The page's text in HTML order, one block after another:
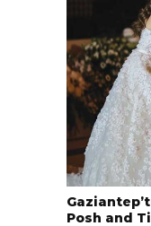
Posh and